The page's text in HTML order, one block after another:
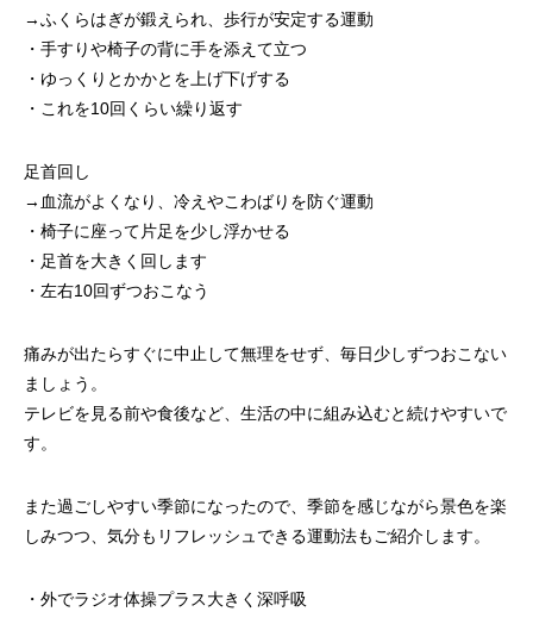
→ふくらはぎが鍛えられ、歩行が安定する運動
・手すりや椅子の背に手を添えて立つ
・ゆっくりとかかとを上げ下げする
・これを10回くらい繰り返す
足首回し
→血流がよくなり、冷えやこわばりを防ぐ運動
・椅子に座って片足を少し浮かせる
・足首を大きく回します
・左右10回ずつおこなう
痛みが出たらすぐに中止して無理をせず、毎日少しずつおこない
ましょう。
テレビを見る前や食後など、生活の中に組み込むと続けやすいで
す。
また過ごしやすい季節になったので、季節を感じながら景色を楽
しみつつ、気分もリフレッシュできる運動法もご紹介します。
・外でラジオ体操プラス大きく深呼吸